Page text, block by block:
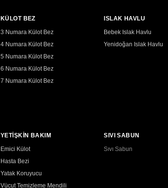
KÜLOT BEZ
3 Numara Külot Bez
4 Numara Külot Bez
5 Numara Külot Bez
6 Numara Külot Bez
7 Numara Külot Bez
ISLAK HAVLU
Bebek Islak Havlu
Yenidoğan Islak Havlu
YETİŞKİN BAKIM
Emici Külot
Hasta Bezi
Yatak Koruyucu
Vücut Temizleme Mendili
SIVI SABUN
Sıvı Sabun